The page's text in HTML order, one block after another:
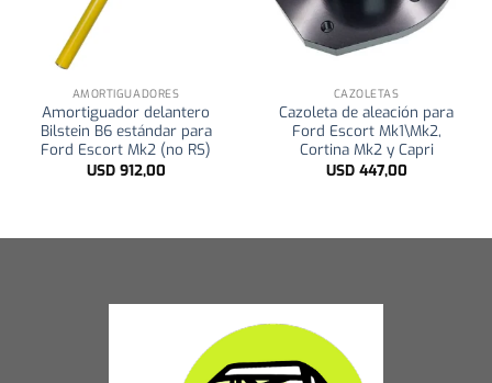
AMORTIGUADORES
Amortiguador delantero
Bilstein B6 estándar para
Ford Escort Mk2 (no RS)
USD912,00
CAZOLETAS
Cazoleta de aleación para
Ford Escort Mk1\Mk2,
Cortina Mk2 y Capri
USD447,00